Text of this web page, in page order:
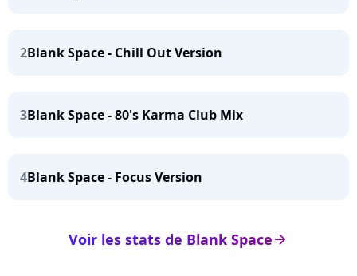
2Blank Space - Chill Out Version
3Blank Space - 80's Karma Club Mix
4Blank Space - Focus Version
arrow_right
Voir les stats de Blank Space